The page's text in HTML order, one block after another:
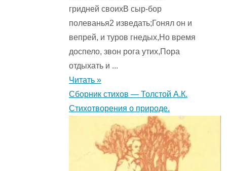
гридней своихВ сыр-бор
полеванья2 изведать;Гонял он и
вепрей, и туров гнедых,Но время
доспело, звон рога утих,Пора
отдыхать и ...
Читать »
Сборник стихов — Толстой А.К.
Стихотворения о природе.